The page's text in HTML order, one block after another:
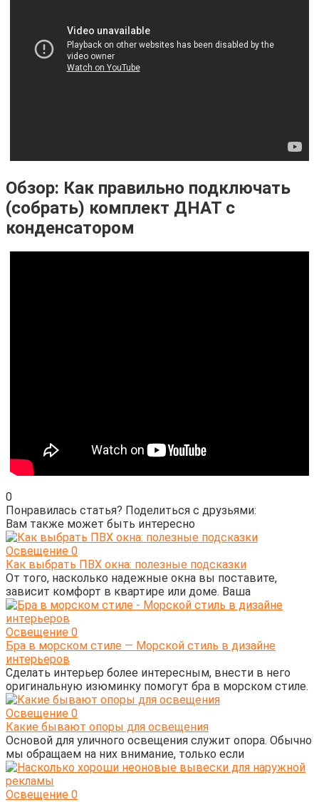
Обзор: Как правильно подключать
(собрать) комплект ДНАТ с
конденсатором
0
Понравилась статья? Поделиться с друзьями:
Вам также может быть интересно
Освещение 0
Как выбрать ПВХ окна: полезные подсказки
От того, насколько надежные окна вы поставите,
зависит комфорт в квартире или доме. Ваша
Освещение 0
Бра в морском стиле — Морской стиль в дизайне
интерьеров
Сделать интерьер более интересным, внести в него
оригинальную изюминку помогут бра в морском стиле.
Освещение 0
Какие бывают опоры для освещения
Основой для уличного освещения служит опора. Обычно
мы обращаем на них внимание, только если
Освещение 0